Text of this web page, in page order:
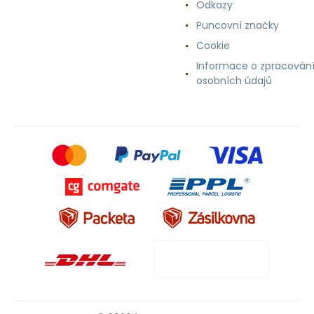
Odkazy
Puncovní značky
Cookie
Informace o zpracování
osobních údajů